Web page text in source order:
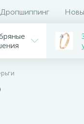
Дропшиппинг